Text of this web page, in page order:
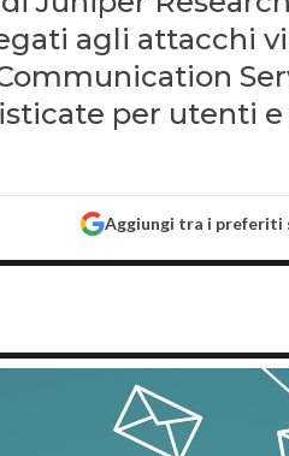
agli attacchi
per utenti
Aggiungi tra i preferiti